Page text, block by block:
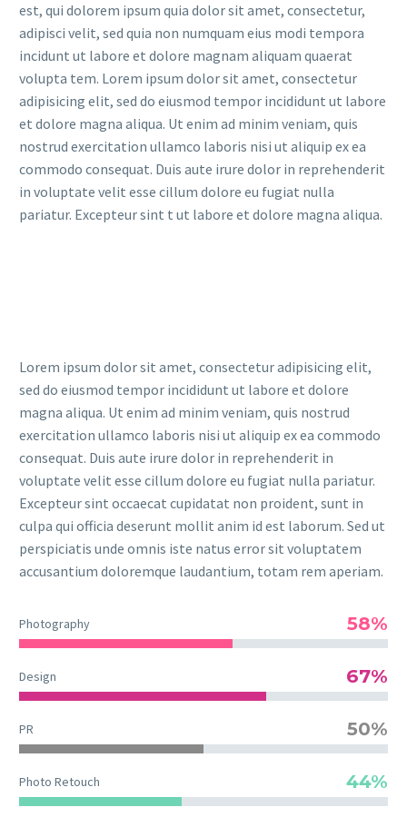
est, qui dolorem ipsum quia dolor sit amet, consectetur,
adipisci velit, sed quia non numquam eius modi tempora
incidunt ut labore et dolore magnam aliquam quaerat
volupta tem. Lorem ipsum dolor sit amet, consectetur
adipisicing elit, sed do eiusmod tempor incididunt ut labore
et dolore magna aliqua. Ut enim ad minim veniam, quis
nostrud exercitation ullamco laboris nisi ut aliquip ex ea
commodo consequat. Duis aute irure dolor in reprehenderit
in voluptate velit esse cillum dolore eu fugiat nulla
pariatur. Excepteur sint t ut labore et dolore magna aliqua.
Lorem ipsum dolor sit amet, consectetur adipisicing elit,
sed do eiusmod tempor incididunt ut labore et dolore
magna aliqua. Ut enim ad minim veniam, quis nostrud
exercitation ullamco laboris nisi ut aliquip ex ea commodo
consequat. Duis aute irure dolor in reprehenderit in
voluptate velit esse cillum dolore eu fugiat nulla pariatur.
Excepteur sint occaecat cupidatat non proident, sunt in
culpa qui officia deserunt mollit anim id est laborum. Sed ut
perspiciatis unde omnis iste natus error sit voluptatem
accusantium doloremque laudantium, totam rem aperiam.
Photography 58%
Design 67%
PR 50%
Photo Retouch 44%